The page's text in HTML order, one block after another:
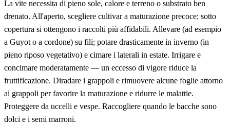
La vite necessita di pieno sole, calore e terreno o substrato ben
drenato. All'aperto, scegliere cultivar a maturazione precoce; sotto
copertura si ottengono i raccolti più affidabili. Allevare (ad esempio
a Guyot o a cordone) su fili; potare drasticamente in inverno (in
pieno riposo vegetativo) e cimare i laterali in estate. Irrigare e
concimare moderatamente — un eccesso di vigore riduce la
fruttificazione. Diradare i grappoli e rimuovere alcune foglie attorno
ai grappoli per favorire la maturazione e ridurre le malattie.
Proteggere da uccelli e vespe. Raccogliere quando le bacche sono
dolci e i semi marroni.